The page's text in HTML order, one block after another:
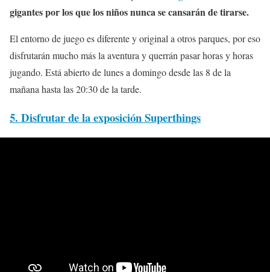
gigantes por los que los niños nunca se cansarán de tirarse.
El entorno de juego es diferente y original a otros parques, por eso
disfrutarán mucho más la aventura y querrán pasar horas y horas
jugando. Está abierto de lunes a domingo desde las 8 de la
mañana hasta las 20:30 de la tarde.
5. Disfrutar de la exposición Superthings